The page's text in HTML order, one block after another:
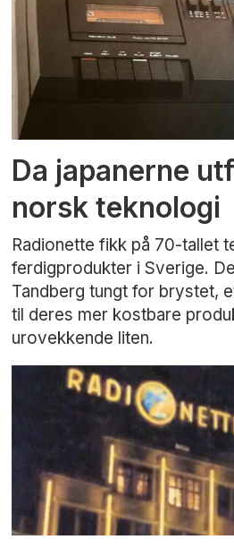
Da japanerne
norsk teknologi
Radionette fikk på 70-tallet
ferdigprodukter i Sverige.
Tandberg tungt for brystet,
til deres mer kostbare
urovekkende liten.